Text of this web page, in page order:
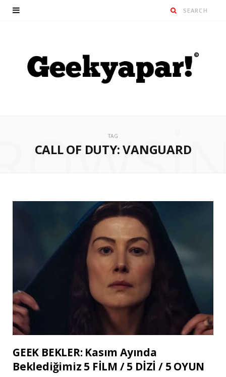
TAG
CALL OF DUTY: VANGUARD
GEEK BEKLER: Kasım Ayında
Beklediğimiz 5 FİLM / 5 DİZİ / 5 OYUN